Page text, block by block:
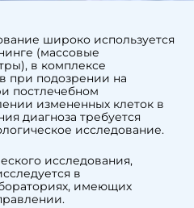
широко используется
(массовые
в комплексе
при подозрении на
постлечебном
измененных клеток в
диагноза требуется
исследование.
исследования,
в
имеющих